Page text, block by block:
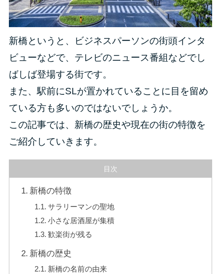
新橋というと、ビジネスパーソンの街頭インタ
ビューなどで、テレビのニュース番組などでし
ばしば登場する街です。
また、駅前にSLが置かれていることに目を留め
ている方も多いのではないでしょうか。
この記事では、新橋の歴史や現在の街の特徴を
ご紹介していきます。
目次
新橋の特徴
サラリーマンの聖地
小さな居酒屋が集積
歓楽街が残る
新橋の歴史
新橋の名前の由来